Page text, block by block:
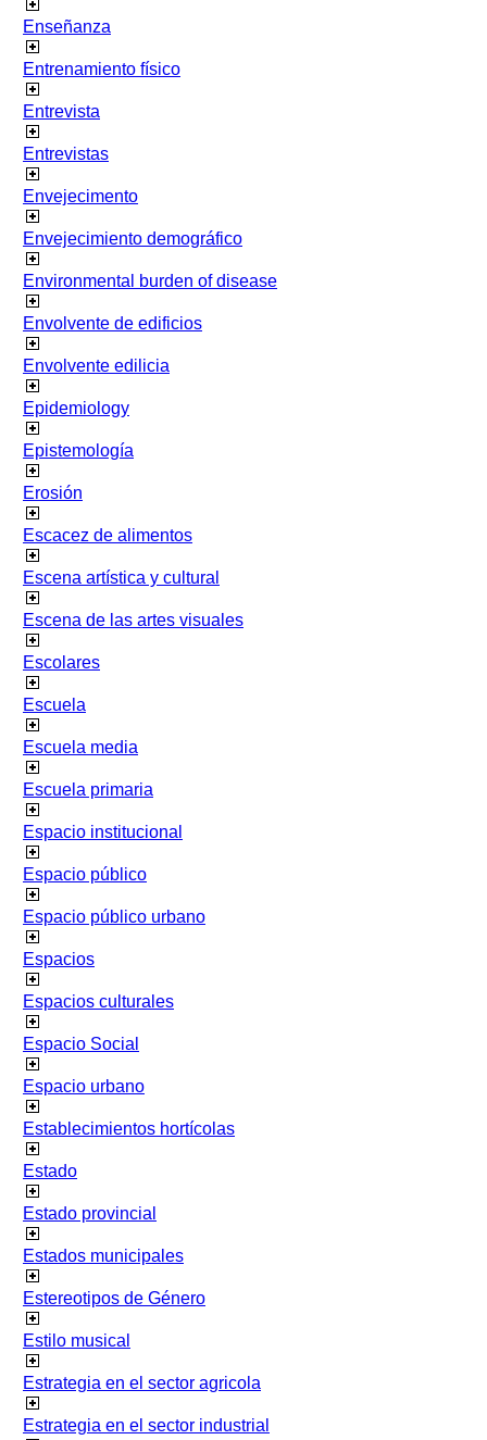
Enseñanza
Entrenamiento físico
Entrevista
Entrevistas
Envejecimento
Envejecimiento demográfico
Environmental burden of disease
Envolvente de edificios
Envolvente edilicia
Epidemiology
Epistemología
Erosión
Escacez de alimentos
Escena artística y cultural
Escena de las artes visuales
Escolares
Escuela
Escuela media
Escuela primaria
Espacio institucional
Espacio público
Espacio público urbano
Espacios
Espacios culturales
Espacio Social
Espacio urbano
Establecimientos hortícolas
Estado
Estado provincial
Estados municipales
Estereotipos de Género
Estilo musical
Estrategia en el sector agricola
Estrategia en el sector industrial